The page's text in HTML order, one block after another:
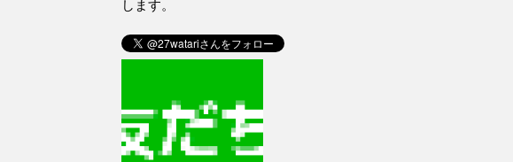
します。